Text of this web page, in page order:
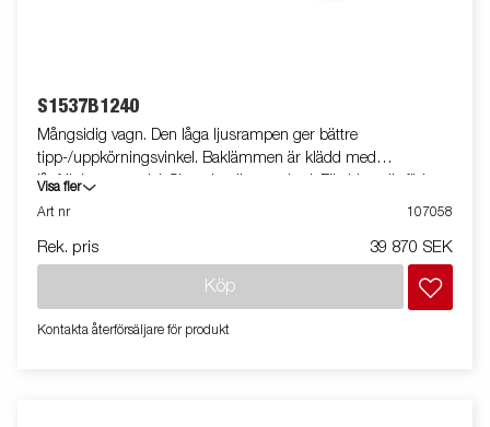
S1537B1240
Mångsidig vagn. Den låga ljusrampen ger bättre
tipp-/uppkörningsvinkel. Baklämmen är klädd med
lågfriktionsmaterial. Skruvtipp är standard. Elkablage är förberett
för montering av backljus bakom skärmarna. Vagnen på bilden
Visa fler
Art nr
107058
Rek. pris 39 870 SEK
Köp
Kontakta återförsäljare för produkt